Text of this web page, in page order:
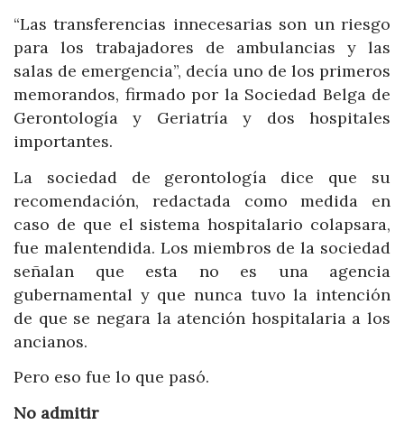
“Las transferencias innecesarias son un riesgo
para los trabajadores de ambulancias y las
salas de emergencia”, decía uno de los primeros
memorandos, firmado por la Sociedad Belga de
Gerontología y Geriatría y dos hospitales
importantes.
La sociedad de gerontología dice que su
recomendación, redactada como medida en
caso de que el sistema hospitalario colapsara,
fue malentendida. Los miembros de la sociedad
señalan que esta no es una agencia
gubernamental y que nunca tuvo la intención
de que se negara la atención hospitalaria a los
ancianos.
Pero eso fue lo que pasó.
No admitir